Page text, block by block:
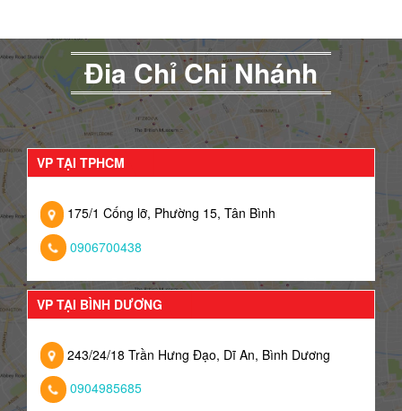
Đia Chỉ Chi Nhánh
VP TẠI TPHCM
175/1 Cống lỡ, Phường 15, Tân Bình
0906700438
VP TẠI BÌNH DƯƠNG
243/24/18 Trần Hưng Đạo, Dĩ An, Bình Dương
0904985685